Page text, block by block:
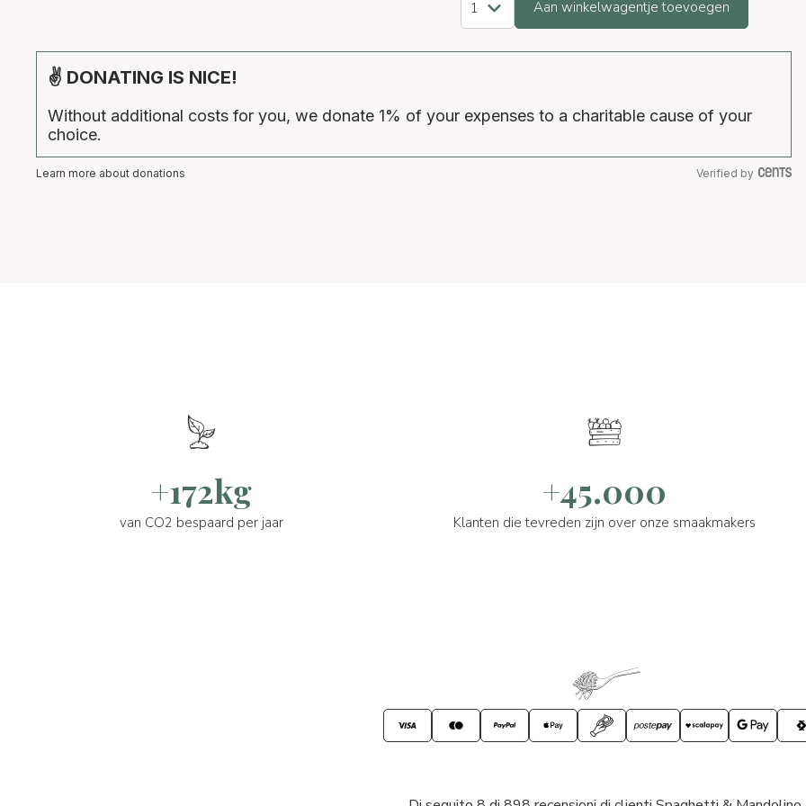
Aan winkelwagentje toevoegen
✌ DONATING IS NICE!
Without additional costs for you, we donate 1% of your expenses to a charitable cause of your
choice.
Learn more about donations Verified by
+172kg
van CO2 bespaard per jaar
+45.000
Klanten die tevreden zijn over onze smaakmakers